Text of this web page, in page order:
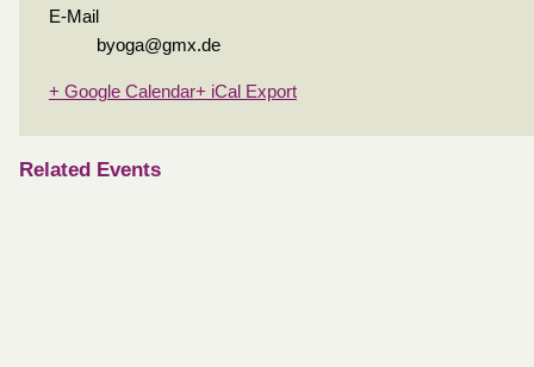
E-Mail
byoga@gmx.de
+ Google Calendar+ iCal Export
Related Events